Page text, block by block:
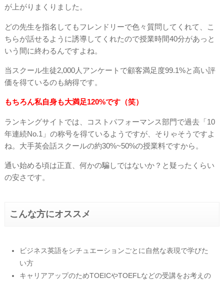
が上がりまくりました。
どの先生を指名してもフレンドリーで色々質問してくれて、こ
ちらが話せるように誘導してくれたので授業時間40分があっと
いう間に終わるんですよね。
当スクール生徒2,000人アンケートで顧客満足度99.1%と高い評
価を得ているのも納得です。
もちろん私自身も大満足120%です（笑）
ランキングサイトでは、コストパフォーマンス部門で過去「10
年連続No.1」の称号を得ているようですが、そりゃそうですよ
ね。大手英会話スクールの約30%~50%の授業料ですから。
通い始める頃は正直、何かの騙しではないか？と疑ったくらい
の安さです。
こんな方にオススメ
ビジネス英語をシチュエーションごとに自然な表現で学びた
い方
キャリアアップのためTOEICやTOEFLなどの受講をお考えの